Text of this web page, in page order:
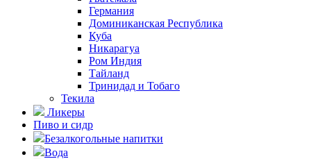
Германия
Доминиканская Республика
Куба
Никарагуа
Ром Индия
Тайланд
Тринидад и Тобаго
Текила
Ликеры
Пиво и сидр
Безалкогольные напитки
Вода